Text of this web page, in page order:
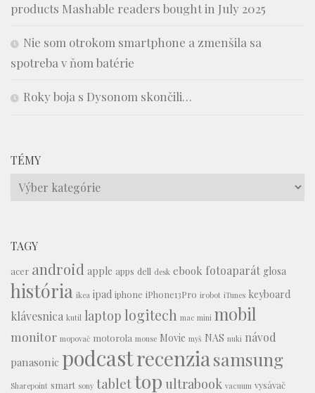
products Mashable readers bought in July 2025
Nie som otrokom smartphone a zmenšila sa
spotreba v ňom batérie
Roky boja s Dysonom skončili…
TÉMY
Témy
TAGY
acer android apple apps dell desk ebook fotoaparát glosa
história ikea ipad iphone iPhone13Pro irobot iTunes keyboard
klávesnica kutil laptop logitech mac mini mobil
monitor mopovač motorola mouse Movie myš NAS nuki návod
panasonic podcastrecenziasamsung
Sharepoint smart sony tablettop ultrabook vacuum vysávač